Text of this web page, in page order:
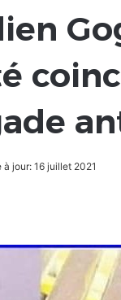
à jour: 16 juillet 2021